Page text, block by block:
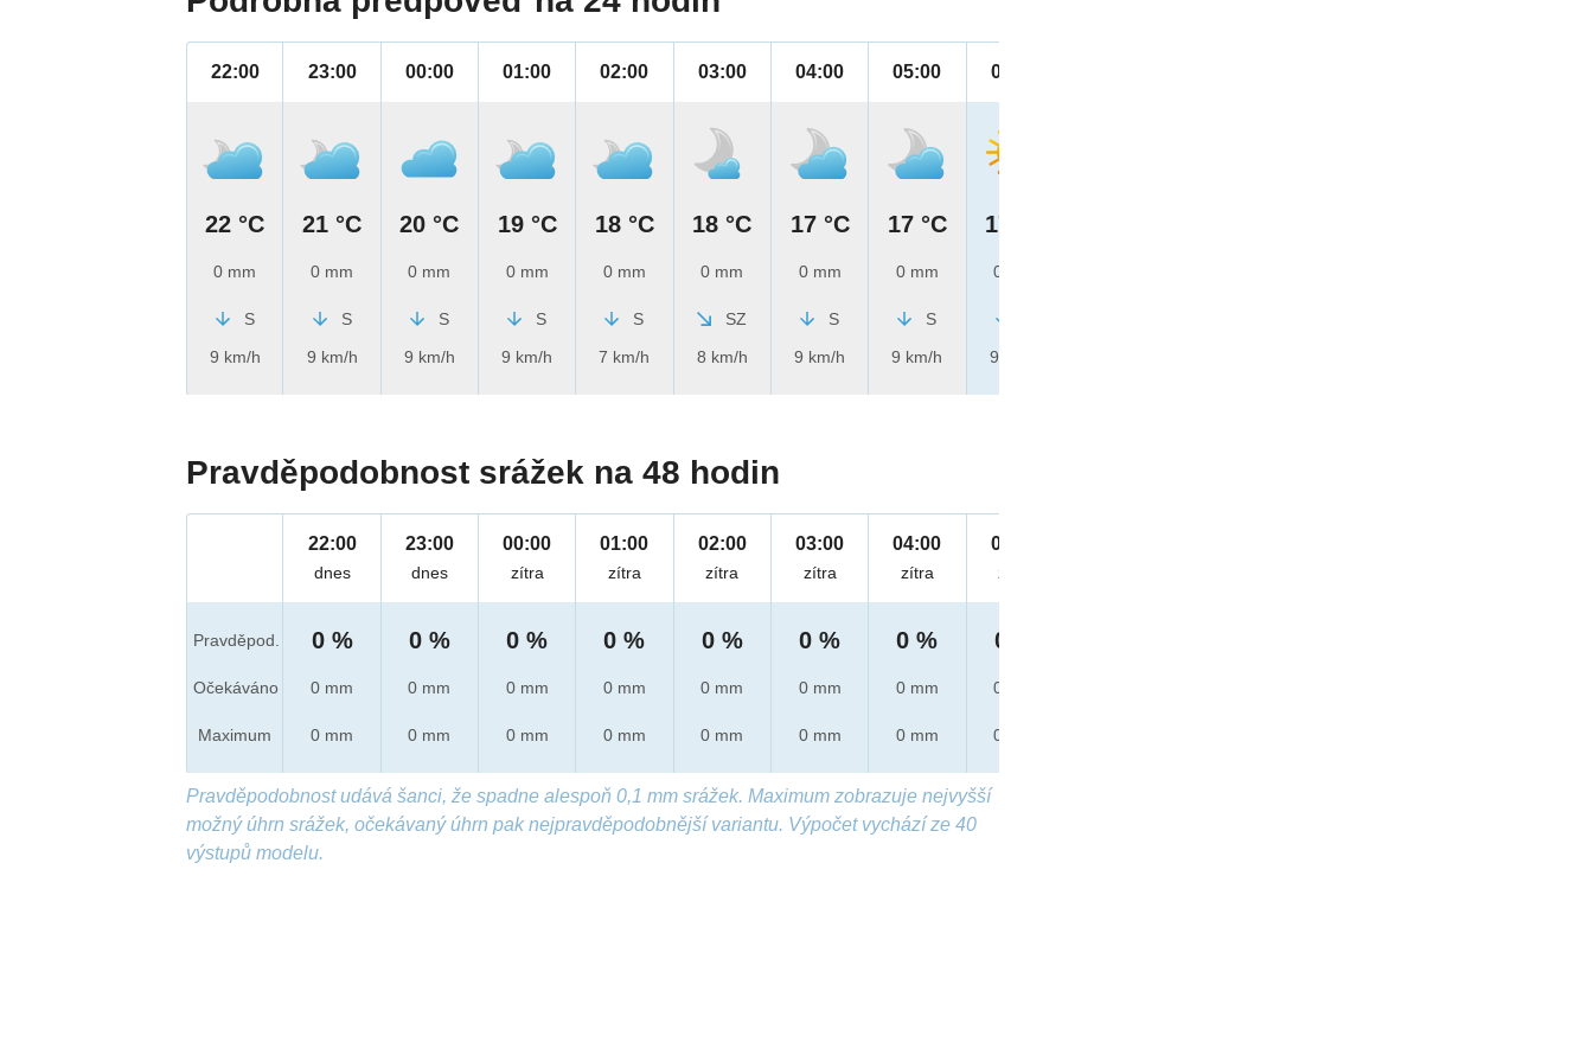
22:00
22 °C
0 mm
S
9 km/h
23:00
21 °C
0 mm
S
9 km/h
00:00
20 °C
0 mm
S
9 km/h
01:00
19 °C
0 mm
S
9 km/h
02:00
18 °C
0 mm
S
7 km/h
03:00
18 °C
0 mm
SZ
8 km/h
04:00
17 °C
0 mm
S
9 km/h
05:00
17 °C
0 mm
S
9 km/h
06:00
17 °C
0 mm
9 km/h
Pravděpodobnost srážek na 48 hodin
Pravděpod.
Očekáváno
Maximum
22:00
dnes
0 %
0 mm
0 mm
23:00
dnes
0 %
0 mm
0 mm
00:00
zítra
0 %
0 mm
0 mm
01:00
zítra
0 %
0 mm
0 mm
02:00
zítra
0 %
0 mm
0 mm
03:00
zítra
0 %
0 mm
0 mm
04:00
zítra
0 %
0 mm
0 mm
05:00
zítra
0 %
0 mm
0 mm
Pravděpodobnost udává šanci, že spadne alespoň 0,1 mm srážek. Maximum zobrazuje nejvyšší
možný úhrn srážek, očekávaný úhrn pak nejpravděpodobnější variantu. Výpočet vychází ze 40
výstupů modelu.